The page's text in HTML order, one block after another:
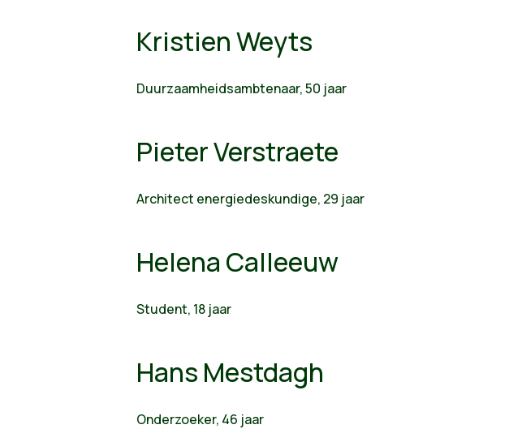
Kristien Weyts
Duurzaamheidsambtenaar, 50 jaar
Pieter Verstraete
Architect energiedeskundige, 29 jaar
Helena Calleeuw
Student, 18 jaar
Hans Mestdagh
Onderzoeker, 46 jaar